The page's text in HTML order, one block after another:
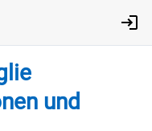
und